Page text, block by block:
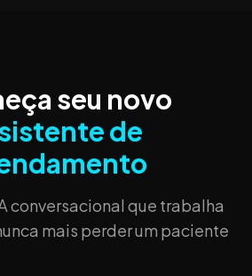
seu novo
de
conversacional que trabalha
mais perder um paciente